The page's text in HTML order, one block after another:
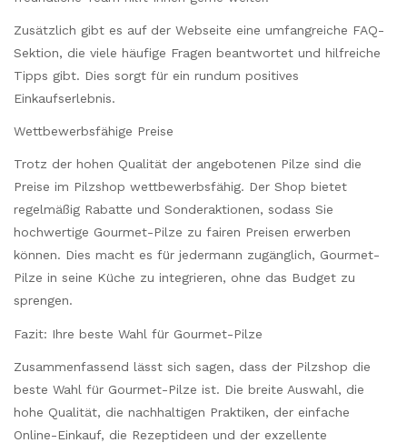
Zusätzlich gibt es auf der Webseite eine umfangreiche FAQ-
Sektion, die viele häufige Fragen beantwortet und hilfreiche
Tipps gibt. Dies sorgt für ein rundum positives
Einkaufserlebnis.
Wettbewerbsfähige Preise
Trotz der hohen Qualität der angebotenen Pilze sind die
Preise im Pilzshop wettbewerbsfähig. Der Shop bietet
regelmäßig Rabatte und Sonderaktionen, sodass Sie
hochwertige Gourmet-Pilze zu fairen Preisen erwerben
können. Dies macht es für jedermann zugänglich, Gourmet-
Pilze in seine Küche zu integrieren, ohne das Budget zu
sprengen.
Fazit: Ihre beste Wahl für Gourmet-Pilze
Zusammenfassend lässt sich sagen, dass der Pilzshop die
beste Wahl für Gourmet-Pilze ist. Die breite Auswahl, die
hohe Qualität, die nachhaltigen Praktiken, der einfache
Online-Einkauf, die Rezeptideen und der exzellente